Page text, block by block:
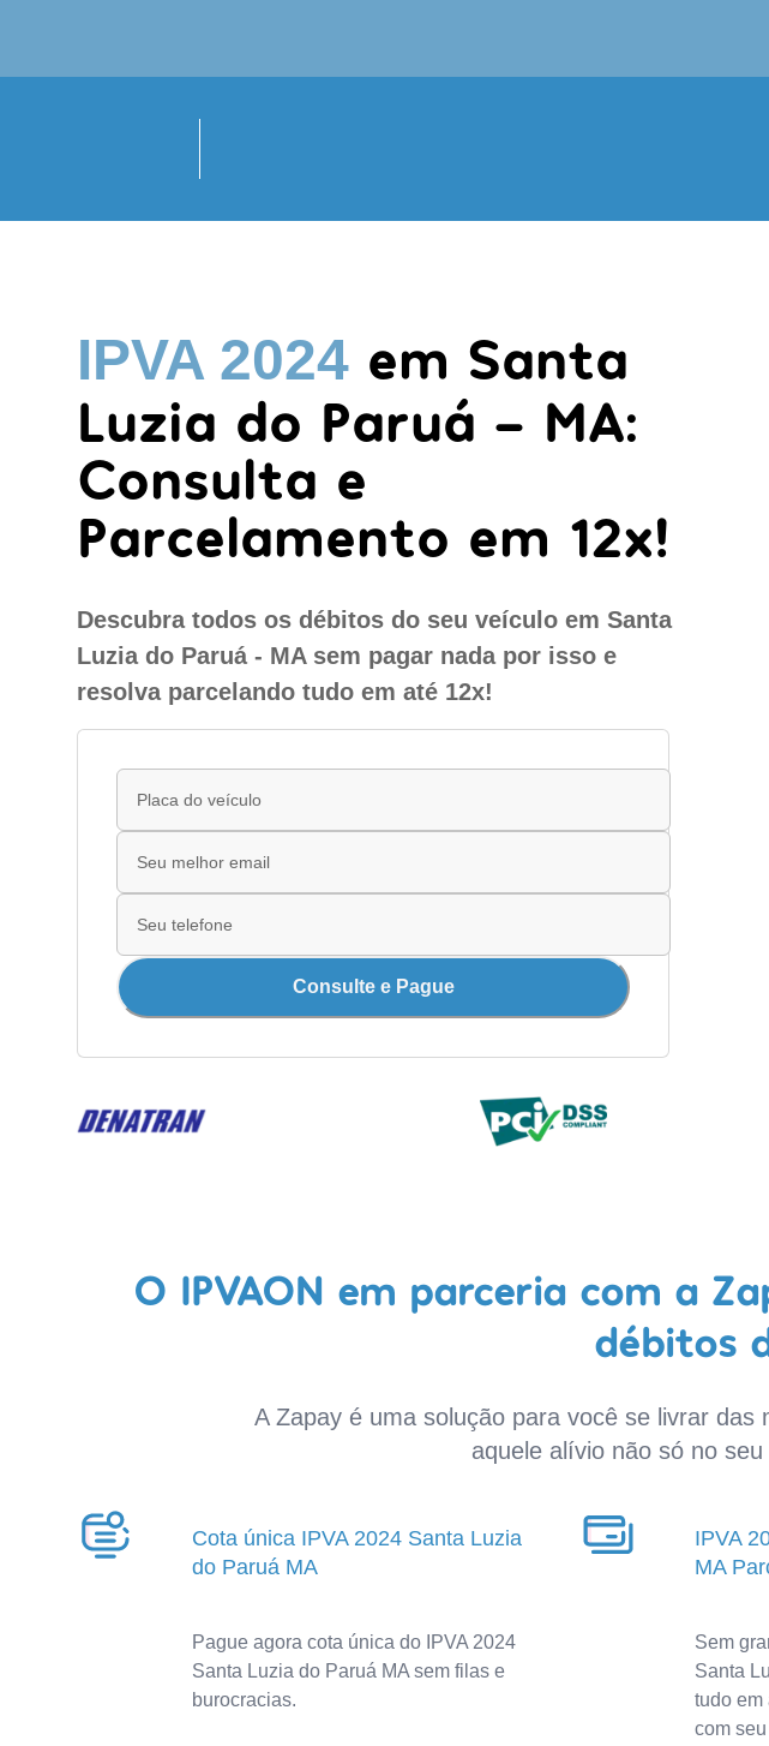
IPVA 2024 em Santa
Luzia do Paruá - MA:
Consulta e
Parcelamento em 12x!
Descubra todos os débitos do seu veículo em Santa
Luzia do Paruá - MA sem pagar nada por isso e
resolva parcelando tudo em até 12x!
Consulte e Pague
O IPVAON em parceria com a
débitos
A Zapay é uma solução para você se livrar
aquele alívio não só no
Cota única IPVA 2024 Santa Luzia
do Paruá MA
Pague agora cota única do IPVA 2024
Santa Luzia do Paruá MA sem filas e
burocracias.
IPVA
MA
Sem
Santa
tudo em
com